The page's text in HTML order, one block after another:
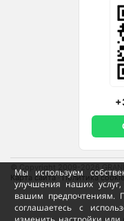
Мы используем
улучшения наших
вашим предпочтениям.
соглашаетесь с
© Copyright 2009-2026
Карта сайта·Политика